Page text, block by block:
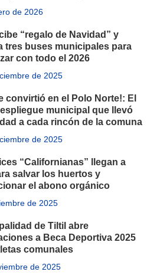
de 2026
“regalo de Navidad” y
tres buses municipales para
con todo el 2026
de 2025
convirtió en el Polo Norte!: El
municipal que llevó
a cada rincón de la comuna
de 2025
“Californianas” llegan a
salvar los huertos y
el abono orgánico
de 2025
de Tiltil abre
a Beca Deportiva 2025
comunales
de 2025